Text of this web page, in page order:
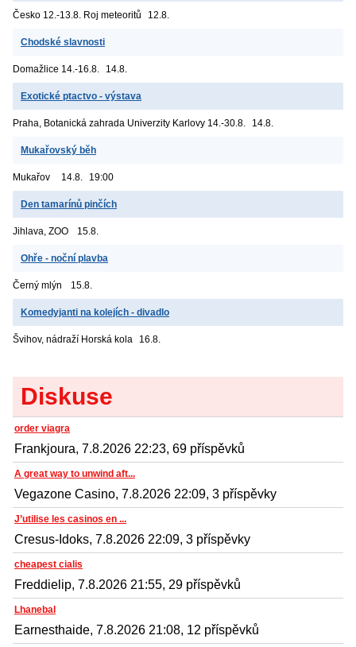
Česko 12.-13.8. Roj meteoritů 12.8.
Chodské slavnosti
Domažlice 14.-16.8. 14.8.
Exotické ptactvo - výstava
Praha, Botanická zahrada Univerzity Karlovy 14.-30.8. 14.8.
Mukařovský běh
Mukařov 14.8. 19:00
Den tamarínů pinčích
Jihlava, ZOO 15.8.
Ohře - noční plavba
Černý mlýn 15.8.
Komedyjanti na kolejích - divadlo
Švihov, nádraží Horská kola 16.8.
Diskuse
order viagra
Frankjoura, 7.8.2026 22:23, 69 příspěvků
A great way to unwind aft...
Vegazone Casino, 7.8.2026 22:09, 3 příspěvky
J’utilise les casinos en ...
Cresus-Idoks, 7.8.2026 22:09, 3 příspěvky
cheapest cialis
Freddielip, 7.8.2026 21:55, 29 příspěvků
Lhanebal
Earnesthaide, 7.8.2026 21:08, 12 příspěvků